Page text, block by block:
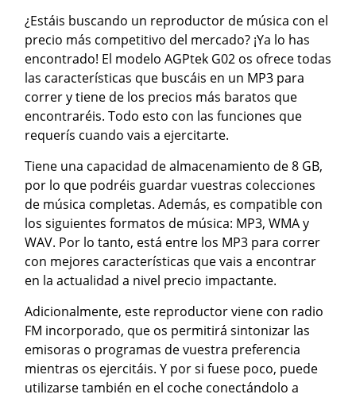
¿Estáis buscando un reproductor de música con el
precio más competitivo del mercado? ¡Ya lo has
encontrado! El modelo AGPtek G02 os ofrece todas
las características que buscáis en un MP3 para
correr y tiene de los precios más baratos que
encontraréis. Todo esto con las funciones que
requerís cuando vais a ejercitarte.
Tiene una capacidad de almacenamiento de 8 GB,
por lo que podréis guardar vuestras colecciones
de música completas. Además, es compatible con
los siguientes formatos de música: MP3, WMA y
WAV. Por lo tanto, está entre los MP3 para correr
con mejores características que vais a encontrar
en la actualidad a nivel precio impactante.
Adicionalmente, este reproductor viene con radio
FM incorporado, que os permitirá sintonizar las
emisoras o programas de vuestra preferencia
mientras os ejercitáis. Y por si fuese poco, puede
utilizarse también en el coche conectándolo a